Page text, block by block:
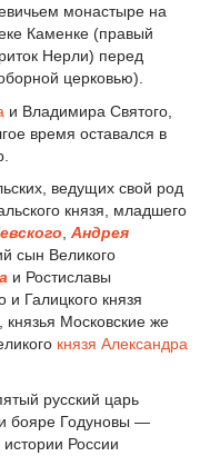
монастыре на
Каменке (правый
Нерли) перед
церковью).
и Владимира Святого,
время оставался в
ведущих свой род
князя, младшего
, Андрея
сын Великого
и Ростиславы
и Галицкого князя
князья Московские же
князя Александра
русский царь
бояре Годуновы —
России